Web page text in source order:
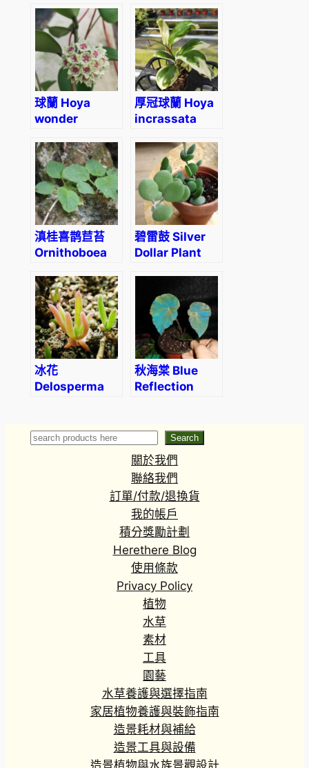
(Spanish
Stonecrop)
球蘭 Hoya
wonder
厚冠球蘭 Hoya
incrassata
滇桂喜鹊苣苔
Ornithoboea
碧雷鼓 Silver
Dollar Plant
danguyi)
冰花
Delosperma
秋海棠 Blue
Reflection
Search
Search
關於我們
聯絡我們
訂單/付款/退換貨
我的帳戶
積分獎勵計劃
Herethere Blog
使用條款
Privacy Policy
植物
水草
素材
工具
園藝
水草養護與選擇指南
家居植物養護與裝飾指南
造景耗材與補給
造景工具與設備
造景植物與水族景觀設計